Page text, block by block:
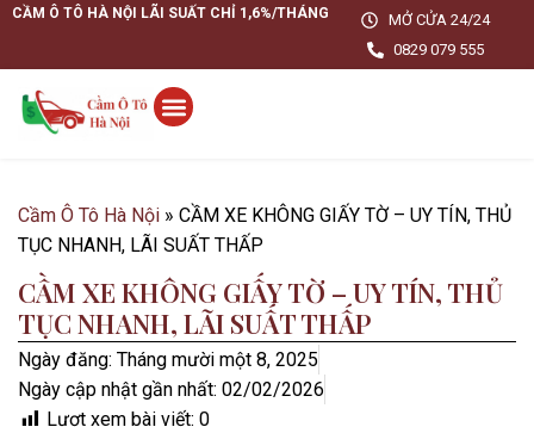
CẦM Ô TÔ HÀ NỘI LÃI SUẤT CHỈ 1,6%/THÁNG
MỞ CỬA 24/24
0829 079 555
Cầm Ô Tô Hà Nội » CẦM XE KHÔNG GIẤY TỜ – UY TÍN, THỦ
TỤC NHANH, LÃI SUẤT THẤP
CẦM XE KHÔNG GIẤY TỜ – UY TÍN, THỦ
TỤC NHANH, LÃI SUẤT THẤP
Ngày đăng: Tháng mười một 8, 2025
Ngày cập nhật gần nhất: 02/02/2026
Lượt xem bài viết: 0